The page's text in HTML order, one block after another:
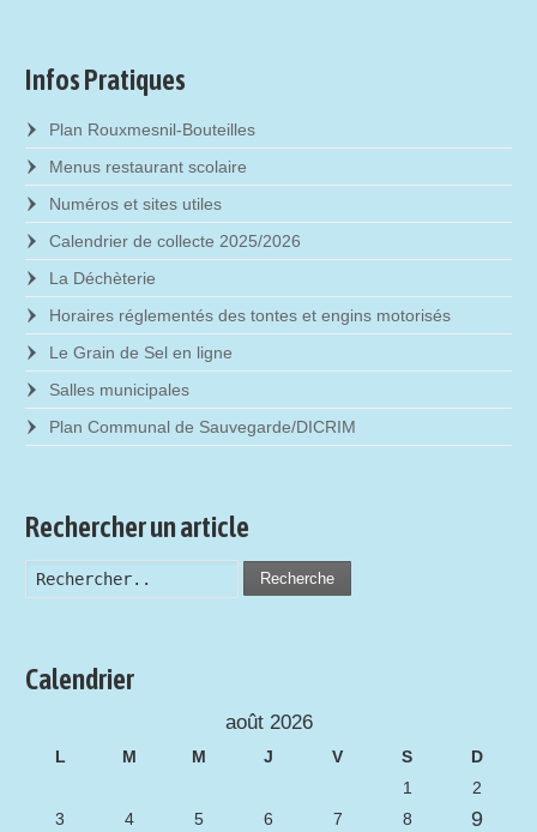
Infos Pratiques
Plan Rouxmesnil-Bouteilles
Menus restaurant scolaire
Numéros et sites utiles
Calendrier de collecte 2025/2026
La Déchèterie
Horaires réglementés des tontes et engins motorisés
Le Grain de Sel en ligne
Salles municipales
Plan Communal de Sauvegarde/DICRIM
Rechercher un article
Recherche
Calendrier
août 2026
L M M J V S
D
1
2
3
4 5 6 7 8 9